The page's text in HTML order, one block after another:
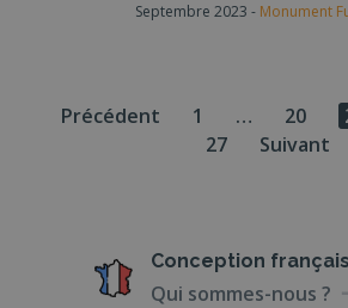
Septembre 2023 - Monument
des
Précédent 1 … 20
27
Suivant
Conception
Qui sommes-nous ?